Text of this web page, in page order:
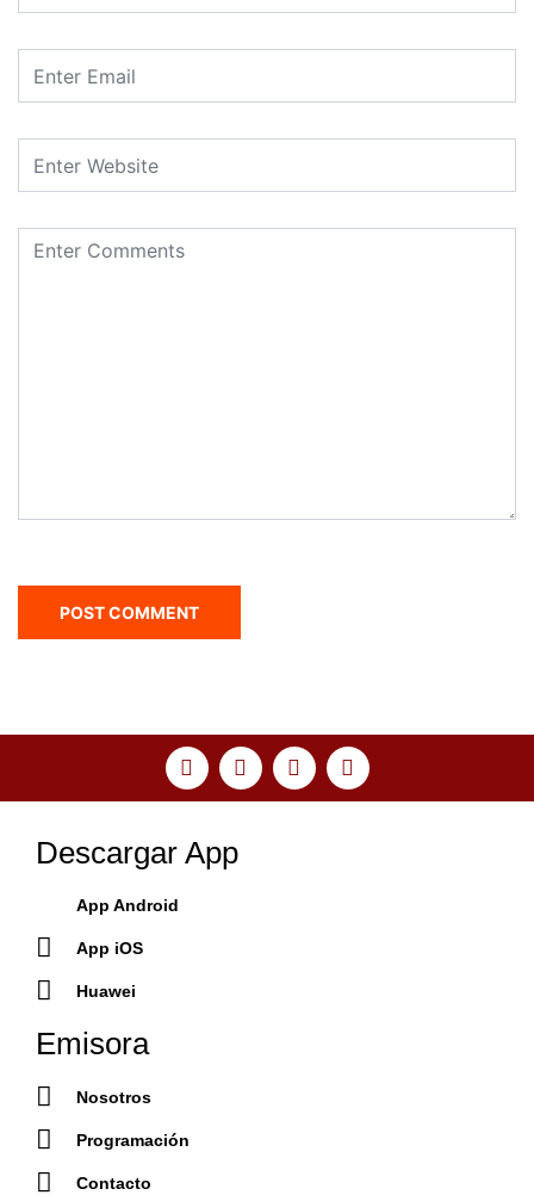
Descargar App
App Android
App iOS
Huawei
Emisora
Nosotros
Programación
Contacto